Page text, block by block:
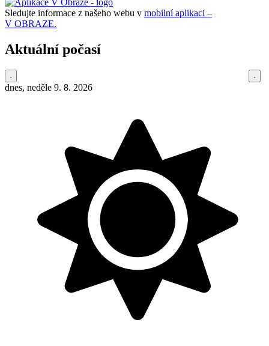
Sledujte informace z našeho webu v mobilní aplikaci –
V OBRAZE.
Aktuální počasí
dnes, neděle 9. 8. 2026